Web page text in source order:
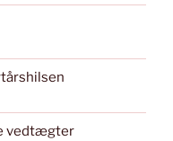
vedtægter